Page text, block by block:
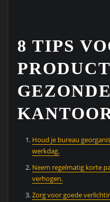
8 TIPS
GEZONDE
Houd je bureau
werkdag.
Neem regelmatig korte
verhogen.
Zorg voor goede